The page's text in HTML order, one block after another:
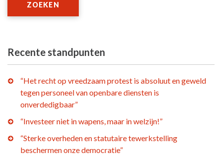
ZOEKEN
Recente standpunten
“Het recht op vreedzaam protest is absoluut en geweld
tegen personeel van openbare diensten is
onverdedigbaar”
“Investeer niet in wapens, maar in welzijn!”
“Sterke overheden en statutaire tewerkstelling
beschermen onze democratie”